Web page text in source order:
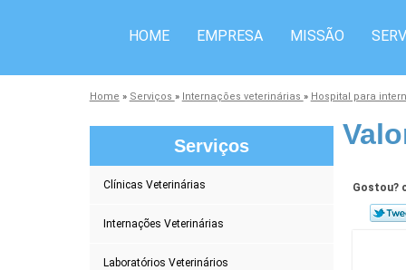
HOME EMPRESA MISSÃO
Home » Serviços » Internações veterinárias » Hospital para
Serviços
Clínicas Veterinárias
Internações Veterinárias
Laboratórios Veterinários
Gostou?